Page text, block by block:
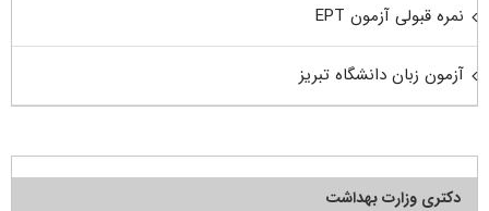
نمره قبولی آزمون EPT
آزمون زبان دانشگاه تبریز
دکتری وزارت بهداشت